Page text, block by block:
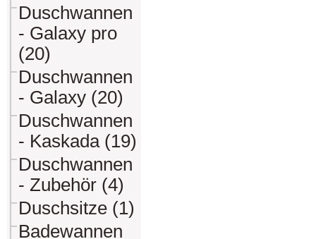
Duschwannen
- Galaxy pro
(20)
Duschwannen
- Galaxy (20)
Duschwannen
- Kaskada (19)
Duschwannen
- Zubehör (4)
Duschsitze (1)
Badewannen